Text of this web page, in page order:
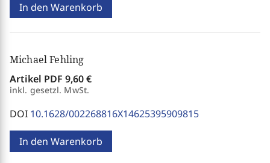
In den Warenkorb
Michael Fehling
Artikel PDF 9,60 €
inkl. gesetzl. MwSt.
DOI 10.1628/002268816X14625395909815
In den Warenkorb